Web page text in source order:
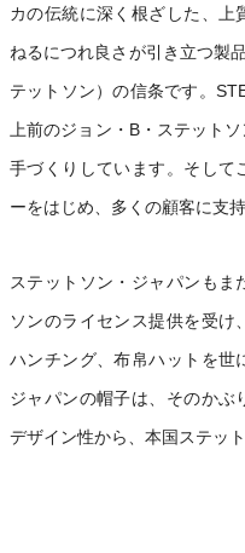
カの伝統に深く根ざした、上
ねるにつれ良さが引き立つ製
テットソン）の信条です。
上前のジョン・B・ステット
手づくりしています。そして
ーをはじめ、多くの顧客に支
ステットソン・ジャパンもま
ソンのライセンス提供を受
ハンチング、布帛ハットを世
ジャパンの帽子は、そのかぶ
デザイン性から、本国ステッ